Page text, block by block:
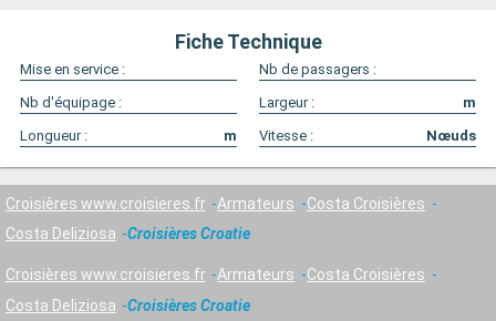
Fiche Technique
Mise en service :
Nb de passagers :
Nb d'équipage :
Largeur :
m
Longueur :
m Vitesse : Nœuds
Croisières www.croisieres.fr Armateurs
Costa Croisières
Costa Deliziosa
Croisières Croatie
Croisières www.croisieres.fr Armateurs
Costa Croisières
Costa Deliziosa
Croisières Croatie